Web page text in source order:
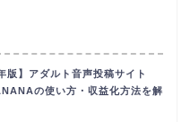
版】アダルト音声投稿サイト
の使い方・収益化方法を解